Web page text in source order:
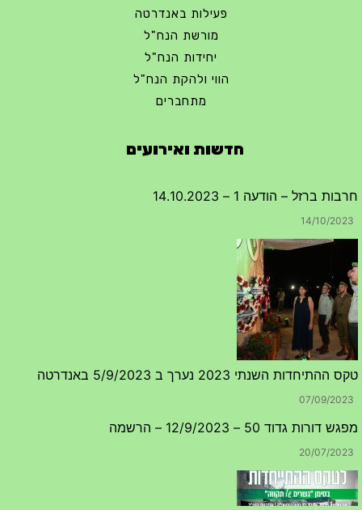
פעילות באנדרטה
מורשת הנח"ל
יחידות הנח"ל
הווי ולהקת הנח"ל
מתחברים
חדשות ואירועים
טקס ההתיחדות השנתי 2023 נערך ב 5/9/2023 באנדרטה
07/09/2023
מפגש דורות גדוד 50 – 12/9/2023 – הרשמה
20/07/2023